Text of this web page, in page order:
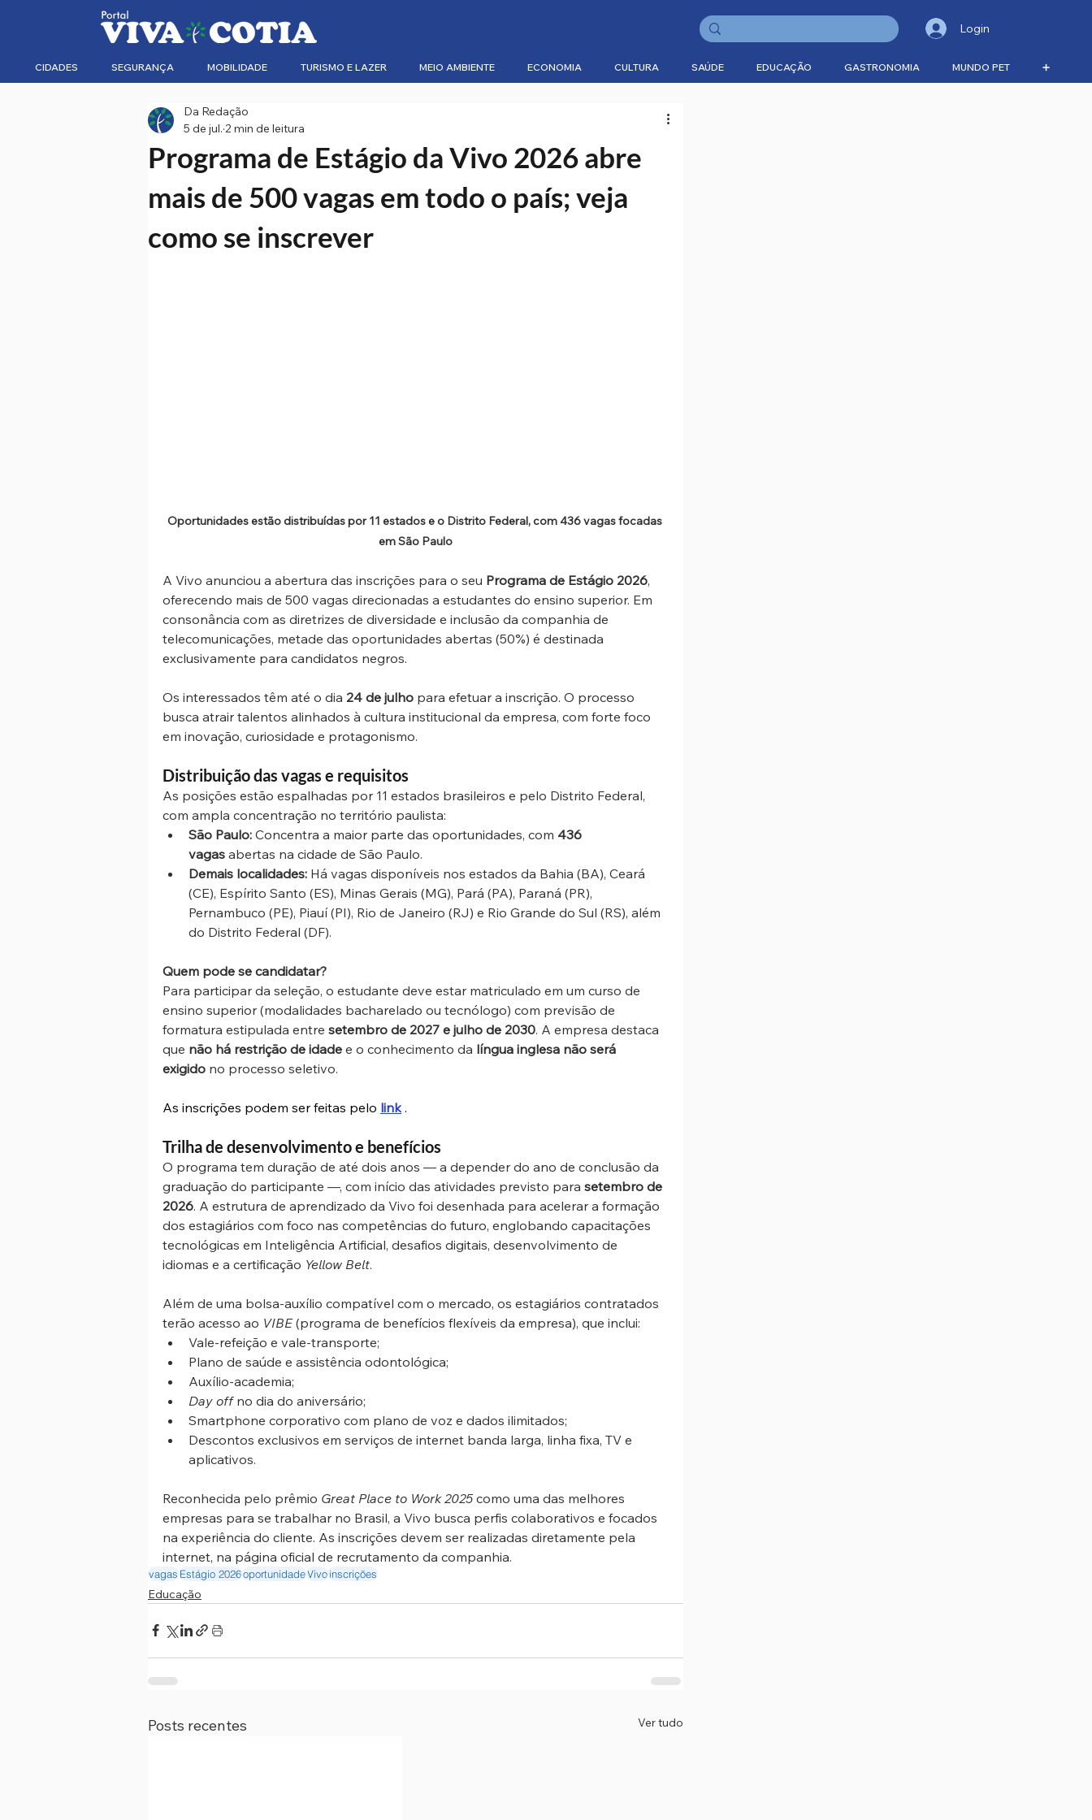
Login
CIDADES SEGURANÇA MOBILIDADE TURISMO E LAZER MEIO AMBIENTE ECONOMIA CULTURA SAÚDE EDUCAÇÃO GASTRONOMIA MUNDO PET ➕
Programa de Estágio da Vivo 2026 abre
mais de 500 vagas em todo o país; veja
como se inscrever
Da Redação
5 de jul. 2 min de leitura
Oportunidades estão distribuídas por 11 estados e o Distrito Federal, com 436 vagas focadas
em São Paulo
A Vivo anunciou a abertura das inscrições para o seu Programa de Estágio 2026,
oferecendo mais de 500 vagas direcionadas a estudantes do ensino superior. Em
consonância com as diretrizes de diversidade e inclusão da companhia de
telecomunicações, metade das oportunidades abertas (50%) é destinada
exclusivamente para candidatos negros.
Os interessados têm até o dia 24 de julho para efetuar a inscrição. O processo
busca atrair talentos alinhados à cultura institucional da empresa, com forte foco
em inovação, curiosidade e protagonismo.
Distribuição das vagas e requisitos
As posições estão espalhadas por 11 estados brasileiros e pelo Distrito Federal,
com ampla concentração no território paulista:
São Paulo: Concentra a maior parte das oportunidades, com 436
vagas abertas na cidade de São Paulo.
Demais localidades: Há vagas disponíveis nos estados da Bahia (BA), Ceará
(CE), Espírito Santo (ES), Minas Gerais (MG), Pará (PA), Paraná (PR),
Pernambuco (PE), Piauí (PI), Rio de Janeiro (RJ) e Rio Grande do Sul (RS), além
do Distrito Federal (DF).
Quem pode se candidatar?
Para participar da seleção, o estudante deve estar matriculado em um curso de
ensino superior (modalidades bacharelado ou tecnólogo) com previsão de
formatura estipulada entre setembro de 2027 e julho de 2030. A empresa destaca
que não há restrição de idade e o conhecimento da língua inglesa não será
exigido no processo seletivo.
As inscrições podem ser feitas pelo link .
Trilha de desenvolvimento e benefícios
O programa tem duração de até dois anos — a depender do ano de conclusão da
graduação do participante —, com início das atividades previsto para setembro de
2026. A estrutura de aprendizado da Vivo foi desenhada para acelerar a formação
dos estagiários com foco nas competências do futuro, englobando capacitações
tecnológicas em Inteligência Artificial, desafios digitais, desenvolvimento de
idiomas e a certificação Yellow Belt.
Além de uma bolsa-auxílio compatível com o mercado, os estagiários contratados
terão acesso ao VIBE (programa de benefícios flexíveis da empresa), que inclui:
Vale-refeição e vale-transporte;
Plano de saúde e assistência odontológica;
Auxílio-academia;
Day off no dia do aniversário;
Smartphone corporativo com plano de voz e dados ilimitados;
Descontos exclusivos em serviços de internet banda larga, linha fixa, TV e
aplicativos.
Reconhecida pelo prêmio Great Place to Work 2025 como uma das melhores
empresas para se trabalhar no Brasil, a Vivo busca perfis colaborativos e focados
na experiência do cliente. As inscrições devem ser realizadas diretamente pela
internet, na página oficial de recrutamento da companhia.
vagas Estágio 2026oportunidadeVivoinscrições
Educação
Posts recentes Ver tudo